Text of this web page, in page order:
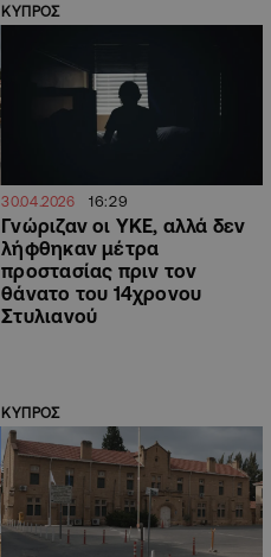
ΚΥΠΡΟΣ
30.04.2026 16:29
Γνώριζαν οι ΥΚΕ, αλλά δεν
λήφθηκαν μέτρα
προστασίας πριν τον
θάνατο του 14χρονου
Στυλιανού
ΚΥΠΡΟΣ